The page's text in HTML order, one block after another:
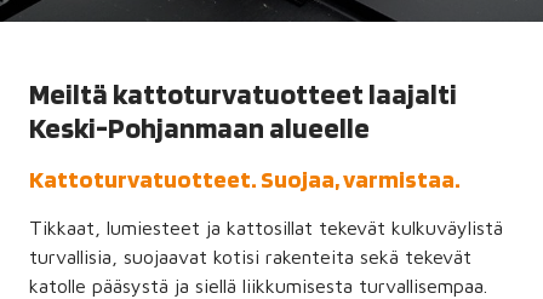
Meiltä kattoturvatuotteet laajalti
Keski-Pohjanmaan alueelle
Kattoturvatuotteet. Suojaa, varmistaa.
Tikkaat, lumiesteet ja kattosillat tekevät kulkuväylistä
turvallisia, suojaavat kotisi rakenteita sekä tekevät
katolle pääsystä ja siellä liikkumisesta turvallisempaa.